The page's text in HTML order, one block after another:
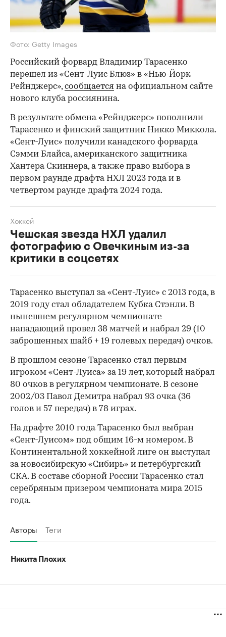
Фото: Getty Images
Российский форвард Владимир Тарасенко
перешел из «Сент-Луис Блюз» в «Нью-Йорк
Рейнджерс»,сообщается на официальном сайте
нового клуба россиянина.
В результате обмена «Рейнджерс» пополнили
Тарасенко и финский защитник Никко Миккола.
«Сент-Луис» получили канадского форварда
Сэмми Блайса, американского защитника
Хантера Скиннера, а также право выбора в
первом раунде драфта НХЛ 2023 года и в
четвертом раунде драфта 2024 года.
Чешская звезда НХЛ удалил
фотографию с Овечкиным из-за
критики в соцсетях
Хоккей
00:00 /
Тарасенко выступал за «Сент-Луис» с 2013 года, в
2019 году стал обладателем Кубка Стэнли. В
нынешнем регулярном чемпионате
нападающий провел 38 матчей и набрал 29 (10
заброшенных шайб + 19 голевых передач) очков.
В прошлом сезоне Тарасенко стал первым
игроком «Сент-Луиса» за 19 лет, который набрал
80 очков в регулярном чемпионате. В сезоне
2002/03 Павол Демитра набрал 93 очка (36
голов и 57 передач) в 78 играх.
На драфте 2010 года Тарасенко был выбран
«Сент-Луисом» под общим 16-м номером. В
Континентальной хоккейной лиге он выступал
за новосибирскую «Сибирь» и петербургский
СКА. В составе сборной России Тарасенко стал
серебряным призером чемпионата мира 2015
года.
Авторы Теги
Никита Плохих